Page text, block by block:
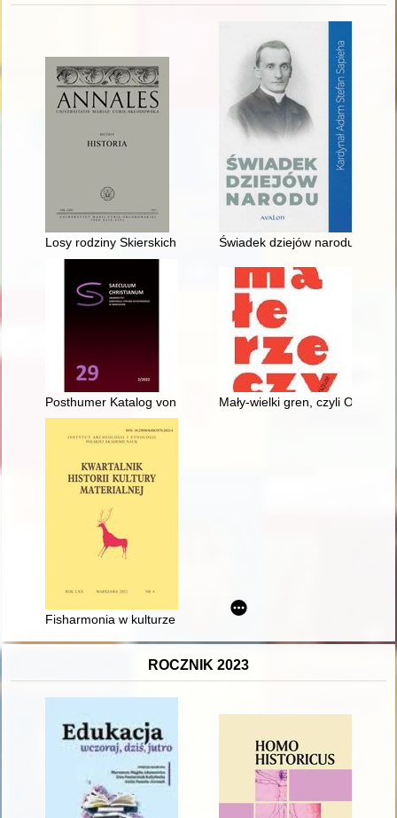
Losy rodziny Skierskich odtworzone na podstawie
Świadek dziejów narodu :
Posthumer Katalog von Büchern der medizinischen
Mały-wielki gren, czyli
Fisharmonia w kulturze ziem polskich XIX i XX wieku -
ROCZNIK 2023